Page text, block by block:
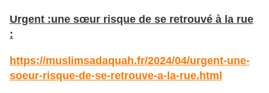
Urgent :une sœur risque de se retrouvé à la rue
:
https://muslimsadaquah.fr/2024/04/urgent-une-
soeur-risque-de-se-retrouve-a-la-rue.html